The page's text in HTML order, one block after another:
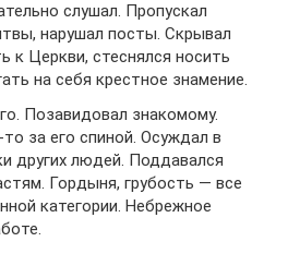
слушал. Пропускал
нарушал посты. Скрывал
к Церкви, стеснялся носить
на себя крестное знамение.
Позавидовал знакомому.
за его спиной. Осуждал в
других людей. Поддавался
Гордыня, грубость — все
категории. Небрежное